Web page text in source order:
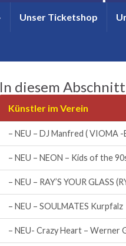
Unser Ticketshop
In diesem Abschnitt
Künstler im Verein
– NEU – DJ Manfred ( VIOMA -
– NEU – NEON – Kids of the
– NEU – RAY’S YOUR GLASS
– NEU – SOULMATES Kurpfalz
– NEU- Crazy Heart – Werner